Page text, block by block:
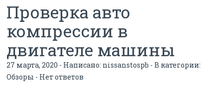
Проверка авто
компрессии в
двигателе машины
27 марта, 2020 - Написано: nissanstospb - В категории:
Обзоры - Нет ответов